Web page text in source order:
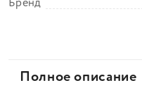
Полное описание